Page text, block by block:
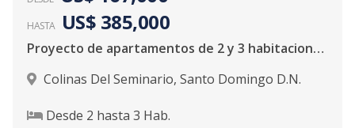
HASTA US$ 385,000
Proyecto de apartamentos de 2 y 3 habitaciones, casi listo para la entrega en Colinas Del Seminario
Colinas Del Seminario, Santo Domingo D.N.
Desde 2 hasta 3 Hab.